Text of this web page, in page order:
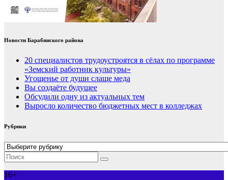
Новости Барабинского района
20 специалистов трудоустроятся в сёлах по программе
«Земский работник культуры»
Угощенье от души слаще меда
Вы создаёте будущее
Обсудили одну из актуальных тем
Выросло количество бюджетных мест в колледжах
Рубрики
Рубрики
16+